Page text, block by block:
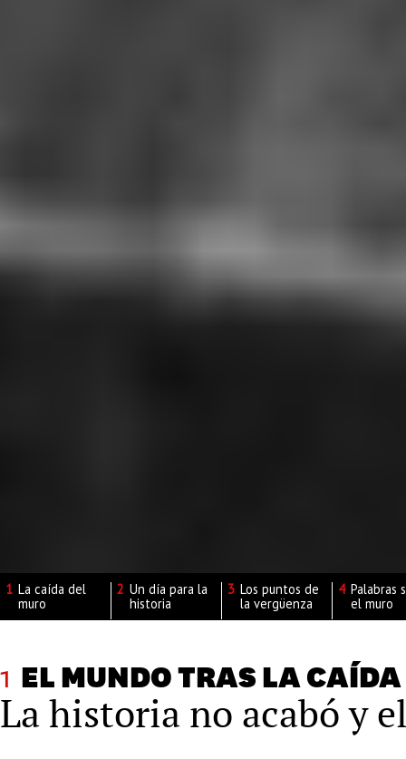
1 La caída del
muro
2 Un día para la
historia
3 Los puntos de
la vergüenza
4 Palabras
el muro
1 EL MUNDO TRAS LA
La historia no acabó y